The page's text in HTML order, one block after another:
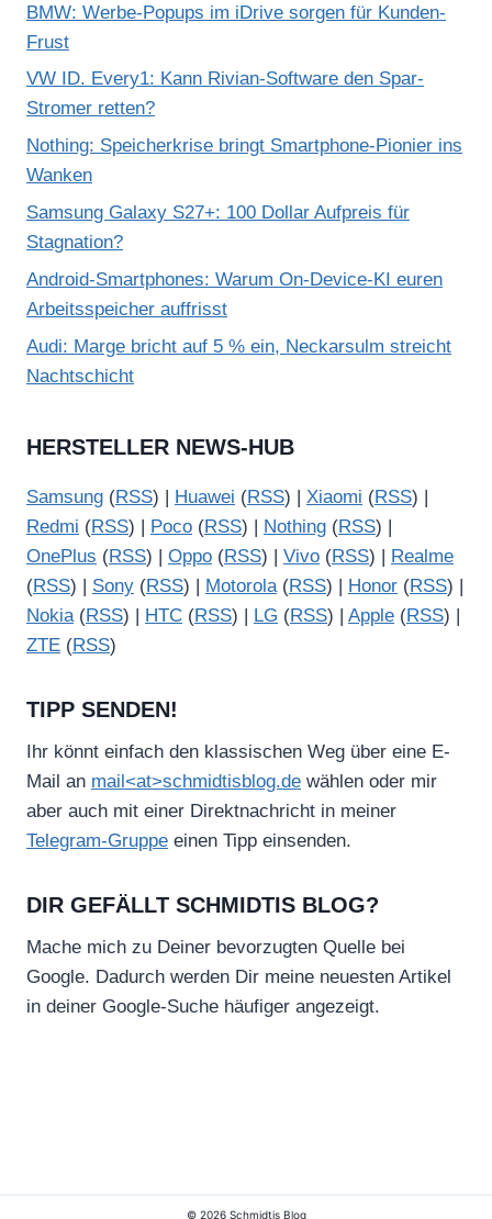
BMW: Werbe-Popups im iDrive sorgen für Kunden-
Frust
VW ID. Every1: Kann Rivian-Software den Spar-
Stromer retten?
Nothing: Speicherkrise bringt Smartphone-Pionier ins
Wanken
Samsung Galaxy S27+: 100 Dollar Aufpreis für
Stagnation?
Android-Smartphones: Warum On-Device-KI euren
Arbeitsspeicher auffrisst
Audi: Marge bricht auf 5 % ein, Neckarsulm streicht
Nachtschicht
HERSTELLER NEWS-HUB
Samsung (RSS) | Huawei (RSS) | Xiaomi (RSS) |
Redmi (RSS) | Poco (RSS) | Nothing (RSS) |
OnePlus (RSS) | Oppo (RSS) | Vivo (RSS) |
Realme
(RSS) | Sony (RSS) | Motorola(RSS) | Honor (RSS) |
Nokia(RSS) | HTC (RSS) | LG (RSS) | Apple (RSS) |
ZTE (RSS)
TIPP SENDEN!
Ihr könnt einfach den klassischen Weg über eine E-
Mail an mail<at>schmidtisblog.de wählen oder mir
aber auch mit einer Direktnachricht in meiner
Telegram-Gruppe einen Tipp einsenden.
DIR GEFÄLLT SCHMIDTIS BLOG?
Mache mich zu Deiner bevorzugten Quelle bei
Google. Dadurch werden Dir meine neuesten Artikel
in deiner Google-Suche häufiger angezeigt.
© 2026 Schmidtis Blog